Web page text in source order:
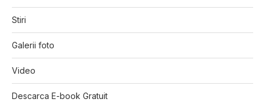
Stiri
Galerii foto
Video
Descarca E-book Gratuit